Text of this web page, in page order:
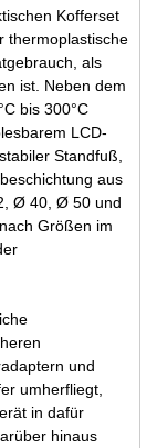
Kofferset
thermoplastische
als
ist. Neben dem
bis 300°C
LCD-
Standfuß,
aus
Ø 40, Ø 50 und
Größen im
und
umherfliegt,
in dafür
hinaus